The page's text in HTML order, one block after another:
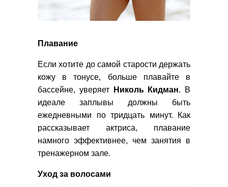
Плавание
Если хотите до самой старости держать
кожу в тонусе, больше плавайте в
бассейне, уверяет
Николь Кидман. В
идеале заплывы должны быть
ежедневными по тридцать минут. Как
рассказывает актриса, плавание
намного эффективнее, чем занятия в
тренажерном зале.
Уход за волосами